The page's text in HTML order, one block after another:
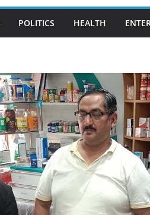
POLITICS HEALTH